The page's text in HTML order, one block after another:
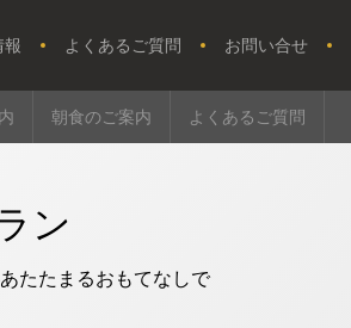
報 よくあるご質問 お問い合せ
朝食のご案内 よくあるご質問
ン
たたまるおもてなしで